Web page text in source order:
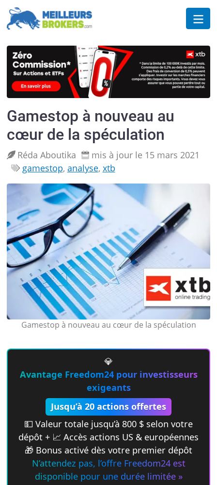
Gamestop à nouveau au
cœur de la spéculation
Réda Aboutika
mis à jour le 15 mars 2021
gamestop, analyse, xtb
Gamestop à nouveau au cœur de la spéculation
💎
Avantage Freedom24 pour investisseurs
exigeants
Jusqu’à 20 actions offertes
💵 Valeur totale jusqu’à 800 $ selon votre
dépôt + 📈 Accès actions US & européennes
🎁 Bonus activé dès votre premier dépôt
N’attendez pas, l’offre Freedom24 est
disponible pour une durée limitée »